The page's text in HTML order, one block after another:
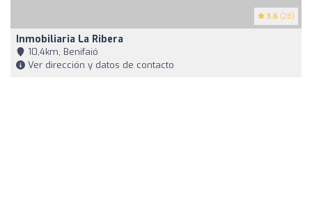
3.6 (28)
Inmobiliaria La Ribera
10,4km, Benifaió
Ver dirección y datos de contacto